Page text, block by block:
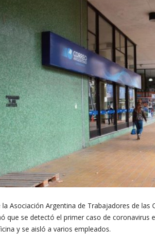
la Asociación Argentina de Trabajadores de las
que se detectó el primer caso de coronavirus
y se aisló a varios empleados.